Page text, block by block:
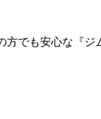
でも安心な『